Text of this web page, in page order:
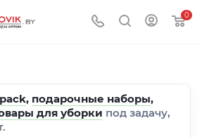
0
, подарочные наборы,
для уборки под задачу,